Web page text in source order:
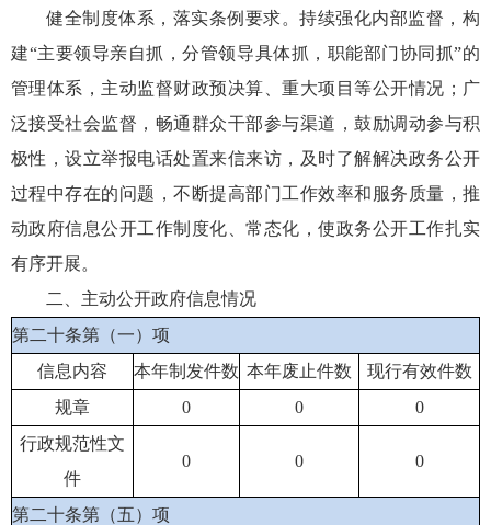
健全制度体系，落实条例要求。持续强化内部监督，构
建“主要领导亲自抓，分管领导具体抓，职能部门协同抓”的
管理体系，主动监督财政预决算、重大项目等公开情况；广
泛接受社会监督，畅通群众干部参与渠道，鼓励调动参与积
极性，设立举报电话处置来信来访，及时了解解决政务公开
过程中存在的问题，不断提高部门工作效率和服务质量，推
动政府信息公开工作制度化、常态化，使政务公开工作扎实
有序开展。
二、主动公开政府信息情况
第二十条第（一）项
信息内容
本年制发件数 本年废止件数
现行有效件数
规章
0 0
0
行政规范性文
件
0 0 0
第二十条第（五）项